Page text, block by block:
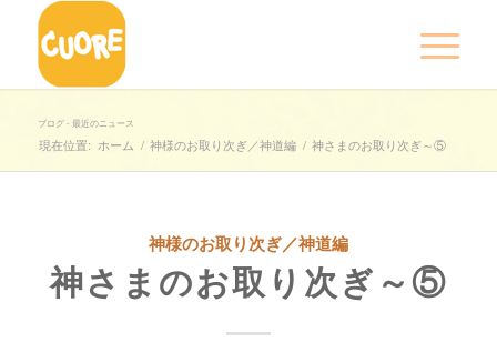
ブログ - 最近のニュース
現在位置: ホーム / 神様のお取り次ぎ／神道編 / 神さまのお取り次ぎ～⑤
神様のお取り次ぎ／神道編
神さまのお取り次ぎ～⑤